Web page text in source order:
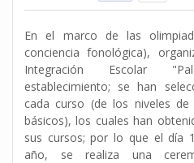
En el marco de las
conciencia fonológica),
Integración Escolar
establecimiento; se han
cada curso (de los niveles
básicos), los cuales han
sus cursos; por lo que el día
año, se realiza una